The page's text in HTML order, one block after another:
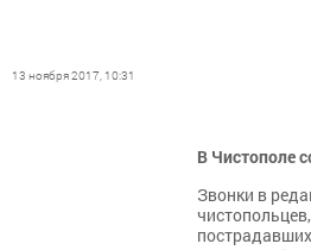
13 ноября 2017, 10:31
В Чистополе
Звонки в